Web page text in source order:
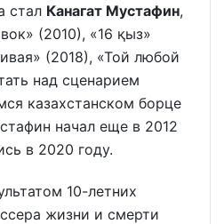
стал Канагат Мустафин,
(2010), «16 қыз»
(2018), «Той любой
над сценарием
казахстанском борце
начал еще в 2012
в 2020 году.
10-летних
жизни и смерти